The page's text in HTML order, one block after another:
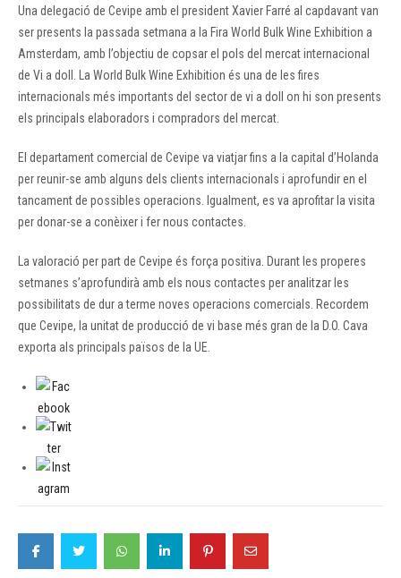
Una delegació de Cevipe amb el president Xavier Farré al capdavant van
ser presents la passada setmana a la Fira World Bulk Wine Exhibition a
Amsterdam, amb l’objectiu de copsar el pols del mercat internacional
de Vi a doll. La World Bulk Wine Exhibition és una de les fires
internacionals més importants del sector de vi a doll on hi son presents
els principals elaboradors i compradors del mercat.
El departament comercial de Cevipe va viatjar fins a la capital d’Holanda
per reunir-se amb alguns dels clients internacionals i aprofundir en el
tancament de possibles operacions. Igualment, es va aprofitar la visita
per donar-se a conèixer i fer nous contactes.
La valoració per part de Cevipe és força positiva. Durant les properes
setmanes s’aprofundirà amb els nous contactes per analitzar les
possibilitats de dur a terme noves operacions comercials. Recordem
que Cevipe, la unitat de producció de vi base més gran de la D.O. Cava
exporta als principals països de la UE.